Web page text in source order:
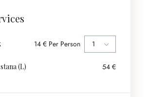
14 € Per Person
(L) 54 €